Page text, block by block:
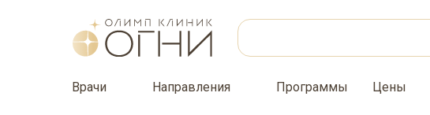
Цены
Программы
Направления
Врачи